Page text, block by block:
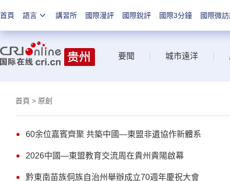
首頁 語言 講習所 國際漫評 國際銳評 國際3分鐘 國際微
要聞 城市遠洋
首頁 > 原創
60余位嘉賓齊聚 共築中國—東盟非遺協作新體系
2026中國—東盟教育交流周在貴州貴陽啟幕
黔東南苗族侗族自治州舉辦成立70週年慶祝大會